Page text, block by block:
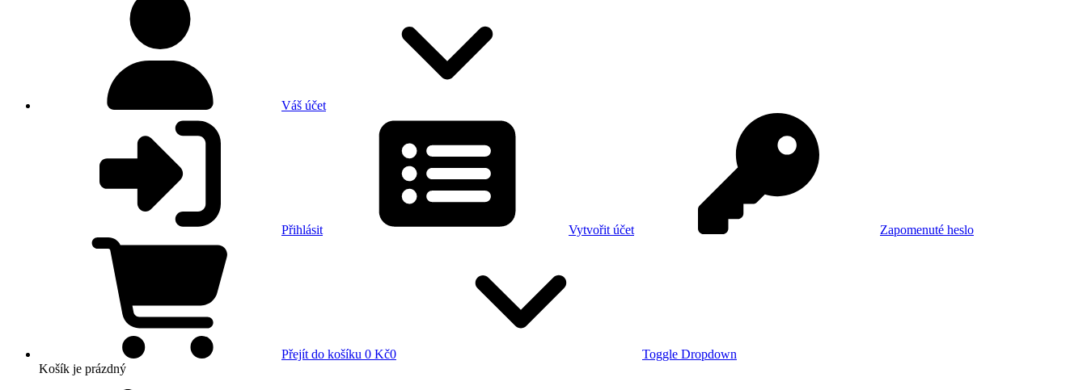
Váš účet
Přihlásit Vytvořit účet Zapomenuté heslo
Přejít do košíku 0 Kč0
Toggle Dropdown
Košík je prázdný